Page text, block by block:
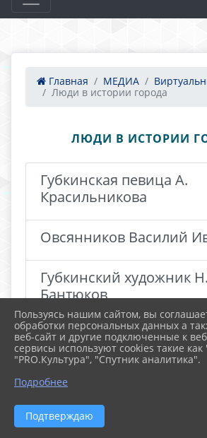
Главная МЕДИА
Люди в истории города
ЛЮДИ В ИСТОРИИ
Губкинская певица А.
Красильникова
Овсянников Василий
Губкинский художник
Бантюков
Пользуясь нашим сайтом, вы
обработки персональных данных а
веб-сайт и другие подключенные к
сервисы используют cookies такие как
"PRO.Культура", "Спутник аналитика".
Подробнее
Подтверждаю